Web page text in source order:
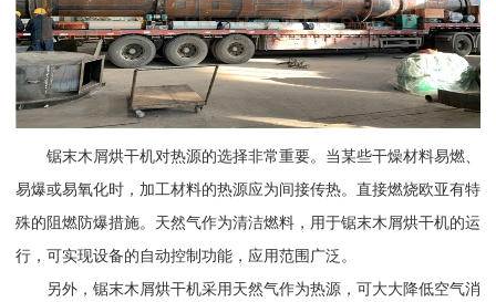
锯末木屑烘干机对热源的选择非常重要。当某些干燥材料易燃、
易爆或易氧化时，加工材料的热源应为间接传热。直接燃烧欧亚有特
殊的阻燃防爆措施。天然气作为清洁燃料，用于锯末木屑烘干机的运
行，可实现设备的自动控制功能，应用范围广泛。
另外，锯末木屑烘干机采用天然气作为热源，可大大降低空气消